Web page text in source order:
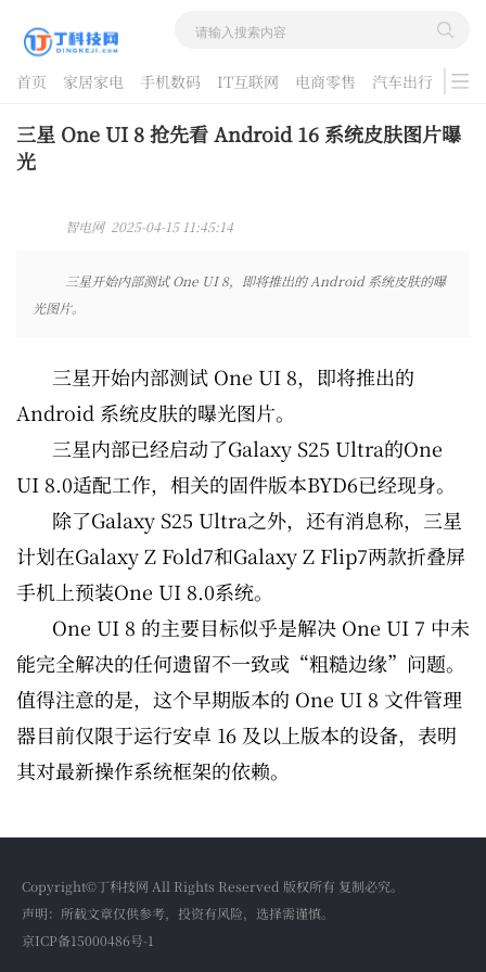
首页 家居家电 手机数码 IT互联网 电商零售 汽车出行
游戏
酷品评测
三星 One UI 8 抢先看 Android 16 系统皮肤图片曝
光
智电网 2025-04-15 11:45:14
三星开始内部测试 One UI 8，即将推出的 Android 系统皮肤的曝
光图片。
三星开始内部测试 One UI 8，即将推出的
Android 系统皮肤的曝光图片。
三星内部已经启动了Galaxy S25 Ultra的One
UI 8.0适配工作，相关的固件版本BYD6已经现身。
除了Galaxy S25 Ultra之外，还有消息称，三星
计划在Galaxy Z Fold7和Galaxy Z Flip7两款折叠屏
手机上预装One UI 8.0系统。
One UI 8 的主要目标似乎是解决 One UI 7 中未
能完全解决的任何遗留不一致或“粗糙边缘”问题。
值得注意的是，这个早期版本的 One UI 8 文件管理
器目前仅限于运行安卓 16 及以上版本的设备，表明
其对最新操作系统框架的依赖。
Copyright©丁科技网 All Rights Reserved 版权所有 复制必究。
声明：所载文章仅供参考，投资有风险，选择需谨慎。
京ICP备15000486号-1